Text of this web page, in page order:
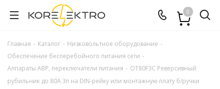
0
Главная - Каталог - Низковольтное оборудование -
Обеспечение бесперебойного питания сети -
Аппараты АВР, переключатели питания - OT80F3C Реверсивный
рубильник до 80А 3п на DIN-рейку или монтажную плату б/ручки